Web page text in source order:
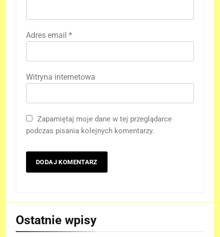
Adres email *
Witryna internetowa
Zapamiętaj moje dane w tej przeglądarce
podczas pisania kolejnych komentarzy.
Ostatnie wpisy